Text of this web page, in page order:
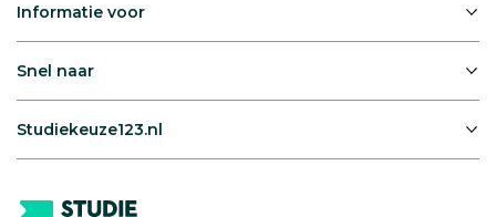
Informatie voor
Snel naar
Studiekeuze123.nl